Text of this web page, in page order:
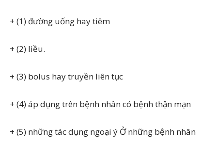
+ (1) đường uống hay tiêm
+ (2) liều.
+ (3) bolus hay truyền liên tục
+ (4) áp dụng trên bệnh nhân có bệnh thận mạn
+ (5) những tác dụng ngoại ý Ở những bệnh nhân